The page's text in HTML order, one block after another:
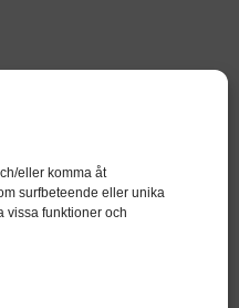
eller komma åt
surfbeteende eller unika
vissa funktioner och